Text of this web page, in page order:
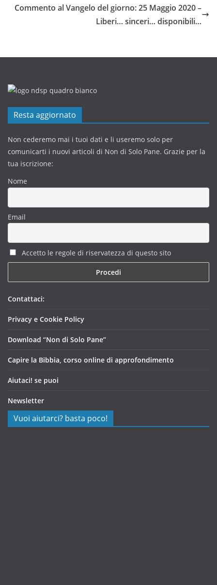
Commento al Vangelo del giorno: 25 Maggio 2020 –
Liberi… sinceri… disponibili…
Resta aggiornato
Non cederemo mai i tuoi dati e li useremo solo per
comunicarti i nuovi articoli di Non di Solo Pane. Grazie per la
tua iscrizione:
Nome
Email
Accetto le regole di riservatezza di questo sito
Contattaci:
Privacy e Cookie Policy
Download “Non di Solo Pane”
Capire la Bibbia, corso online di approfondimento
Aiutaci! se puoi
Newsletter
Vuoi aiutarci? basta poco!